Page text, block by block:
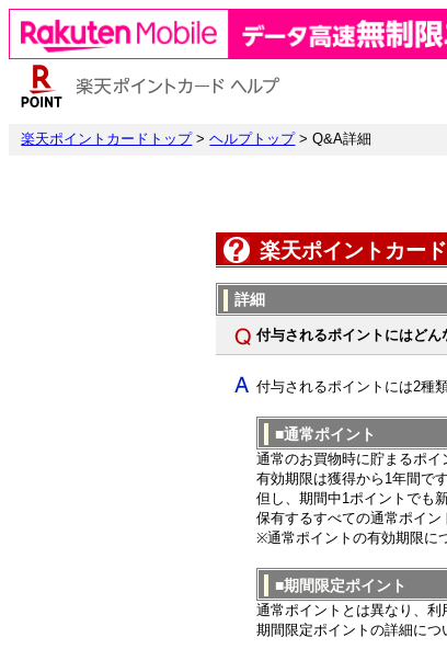
楽天ポイントカードトップ >ヘルプトップ > Q&A詳細
楽天ポイントカー
詳細
付与されるポイントにはどん
付与されるポイントには2種
■通常ポイント
通常のお買物時に貯まるポイ
有効期限は獲得から1年間です
但し、期間中1ポイントでも
保有するすべての通常ポイン
※通常ポイントの有効期限に
■期間限定ポイント
通常ポイントとは異なり、利
期間限定ポイントの詳細につ